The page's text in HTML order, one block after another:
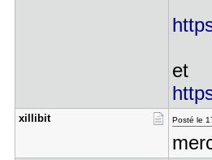
et
xillibit Posté le